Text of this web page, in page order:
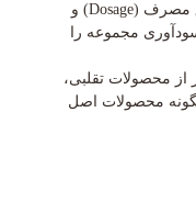
آشنایی با مقدار دقیق مصرف (Dosage) و
مجموعه را
از محصولات تقلبی،
محصولات اصل